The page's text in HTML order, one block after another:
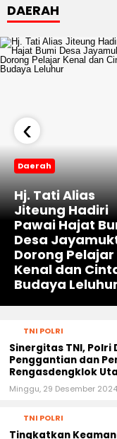
DAERAH
Daerah
Hj. Tati Alias
Jiteung Hadiri
Pawai Hajat
Desa
Dorong Pelajar
Kenal dan
Budaya Leluhur
‹
TNI POLRI
Sinergitas TNI,
Penggantian dan
Rengasdengklok
Minggu, 29 Desember
TNI POLRI
Tingkatkan